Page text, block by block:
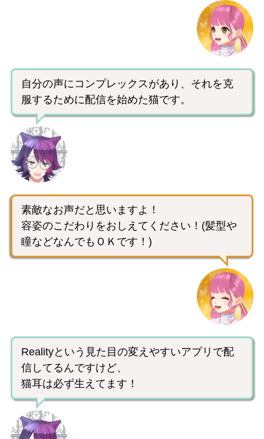
自分の声にコンプレックスがあり、それを克
服するために配信を始めた猫です。
素敵なお声だと思いますよ！
容姿のこだわりをおしえてください！(髪型や
瞳などなんでもＯＫです！)
Realityという見た目の変えやすいアプリで配
信してるんですけど、
猫耳は必ず生えてます！